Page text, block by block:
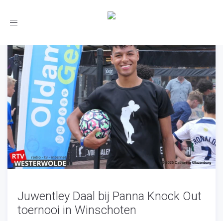
Toggle
Juwentley Daal bij Panna Knock Out
toernooi in Winschoten